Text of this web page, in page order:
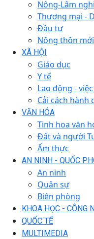
Nông-Lâm
Thương mại -
Đầu tư
Nông thôn mới
XÃ HỘI
Giáo dục
Y tế
Lao động -
Cải cách hành
VĂN HÓA
Tinh hoa văn
Đất và người
Ẩm thực
AN NINH - QUỐC
An ninh
Quân sự
Biên phòng
KHOA HỌC - CÔNG
QUỐC TẾ
MULTIMEDIA